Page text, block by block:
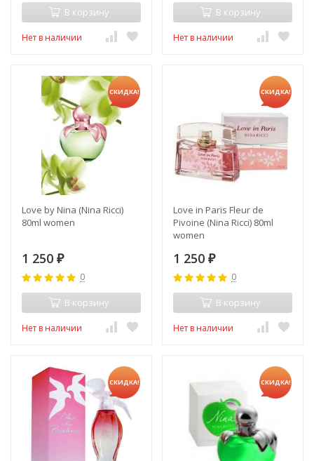
В корзину
Нет в наличии
В корзину
Нет в наличии
СКИДКА!
Love by Nina (Nina Ricci)
80ml women
1 250 ₽
0
В корзину
Нет в наличии
СКИДКА!
Love in Paris Fleur de
Pivoine (Nina Ricci) 80ml
women
1 250 ₽
0
В корзину
Нет в наличии
СКИДКА! СКИДКА!